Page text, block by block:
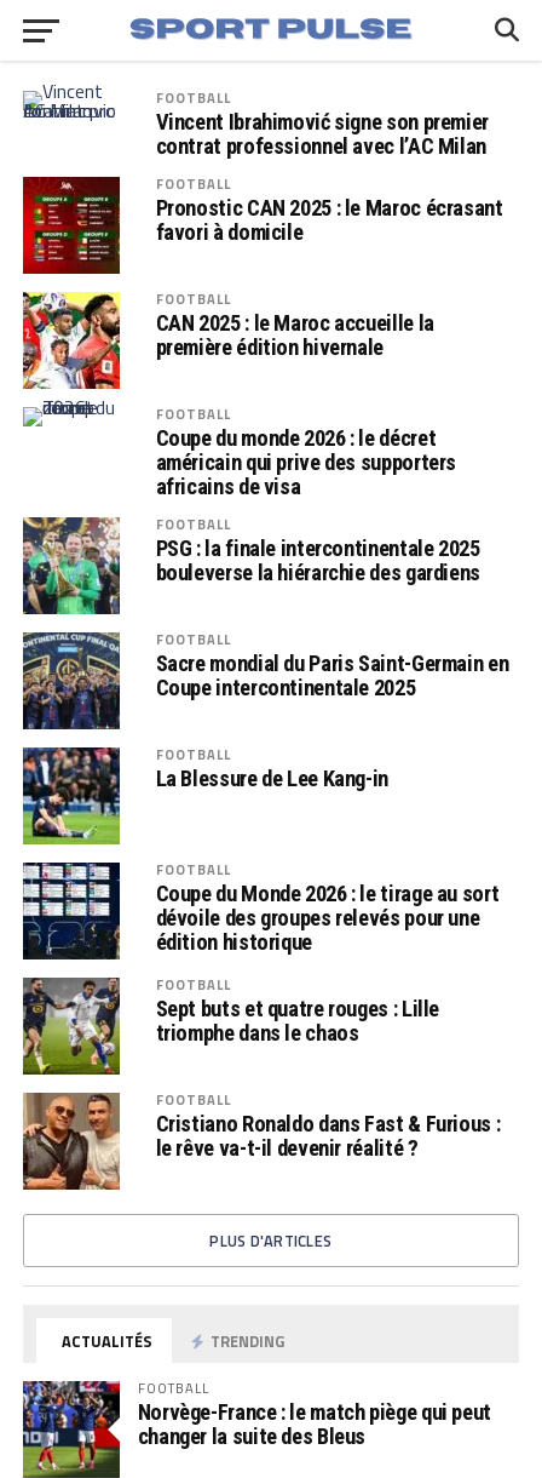
FOOTBALL
Vincent Ibrahimović signe son premier
contrat professionnel avec l’AC Milan
FOOTBALL
Pronostic CAN 2025 : le Maroc écrasant
favori à domicile
FOOTBALL
CAN 2025 : le Maroc accueille la
première édition hivernale
FOOTBALL
Coupe du monde 2026 : le décret
américain qui prive des supporters
africains de visa
FOOTBALL
PSG : la finale intercontinentale 2025
bouleverse la hiérarchie des gardiens
FOOTBALL
Sacre mondial du Paris Saint-Germain en
Coupe intercontinentale 2025
FOOTBALL
La Blessure de Lee Kang-in
FOOTBALL
Coupe du Monde 2026 : le tirage au sort
dévoile des groupes relevés pour une
édition historique
FOOTBALL
Sept buts et quatre rouges : Lille
triomphe dans le chaos
FOOTBALL
Cristiano Ronaldo dans Fast & Furious :
le rêve va-t-il devenir réalité ?
PLUS D'ARTICLES
ACTUALITÉS TRENDING
FOOTBALL
Norvège-France : le match piège qui peut
changer la suite des Bleus